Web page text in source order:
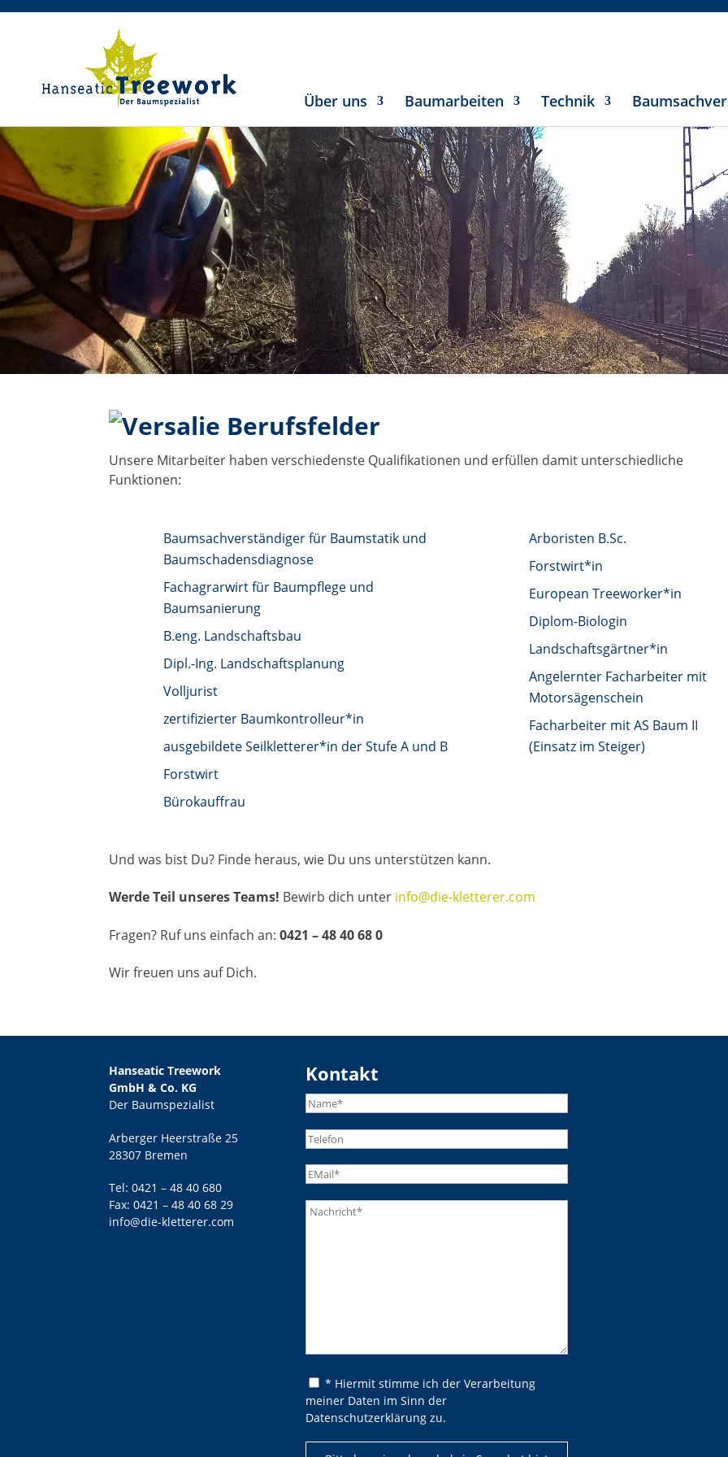
Über uns Baumarbeiten Technik
Berufsfelder
Unsere Mitarbeiter haben verschiedenste Qualifikationen und erfüllen damit unterschiedliche
Funktionen:
Baumsachverständiger für Baumstatik und
Baumschadensdiagnose
Fachagrarwirt für Baumpflege und
Baumsanierung
B.eng. Landschaftsbau
Dipl.-Ing. Landschaftsplanung
Volljurist
zertifizierter Baumkontrolleur*in
ausgebildete Seilkletterer*in der Stufe A und B
Forstwirt
Bürokauffrau
Arboristen B.Sc.
Forstwirt*in
European Treeworker*in
Diplom-Biologin
Landschaftsgärtner*in
Angelernter Facharbeiter mit
Motorsägenschein
Facharbeiter mit AS Baum II
(Einsatz im Steiger)
Und was bist Du? Finde heraus, wie Du uns unterstützen kann.
Werde Teil unseres Teams! Bewirb dich unter info@die-kletterer.com
Fragen? Ruf uns einfach an:0421 – 48 40 68 0
Wir freuen uns auf Dich.
Hanseatic Treework
GmbH & Co. KG
Der Baumspezialist
Arberger Heerstraße 25
28307 Bremen
Tel:0421 – 48 40 680
Fax: 0421 – 48 40 68 29
info@die-kletterer.com
Kontakt
Bitte lasse dieses Feld leer.
Bitte lasse dieses Feld leer.
* Hiermit stimme ich der Verarbeitung
meiner Daten im Sinn der
Datenschutzerklärung zu.